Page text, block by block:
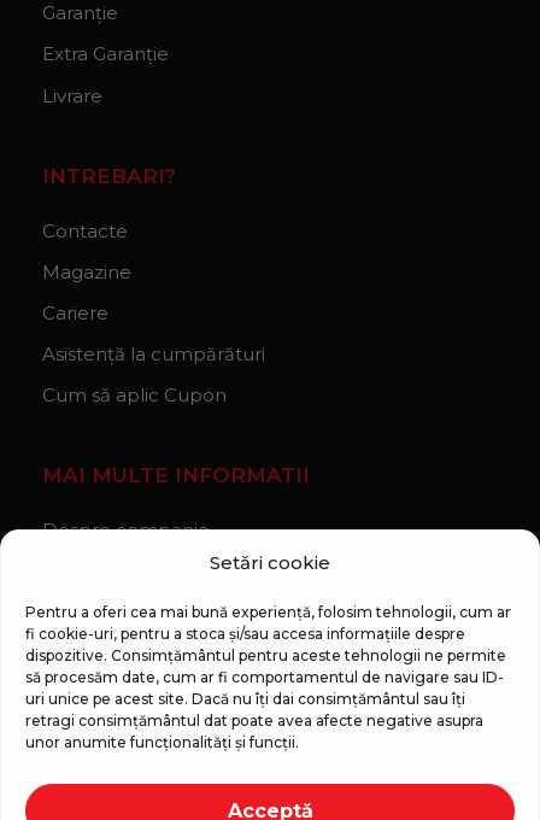
Setări cookie
Pentru a oferi cea mai bună experiență, folosim tehnologii, cum ar
fi cookie-uri, pentru a stoca și/sau accesa informațiile despre
dispozitive. Consimțământul pentru aceste tehnologii ne permite
să procesăm date, cum ar fi comportamentul de navigare sau ID-
uri unice pe acest site. Dacă nu îți dai consimțământul sau îți
retragi consimțământul dat poate avea afecte negative asupra
unor anumite funcționalități și funcții.
Acceptă
Garanție
Extra Garanție
Livrare
INTREBARI?
Contacte
Magazine
Cariere
Asistență la cumpărături
Cum să aplic Cupon
MAI MULTE INFORMATII
Despre companie
Regulament Campanie „100 zile pana la vis”